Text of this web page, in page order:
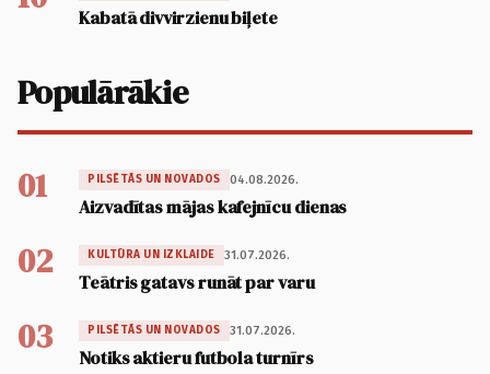
Kabatā divvirzienu biļete
Populārākie
01 PILSĒTĀS UN NOVADOS 04.08.2026.
Aizvadītas mājas kafejnīcu dienas
02 KULTŪRA UN IZKLAIDE 31.07.2026.
Teātris gatavs runāt par varu
03 PILSĒTĀS UN NOVADOS 31.07.2026.
Notiks aktieru futbola turnīrs